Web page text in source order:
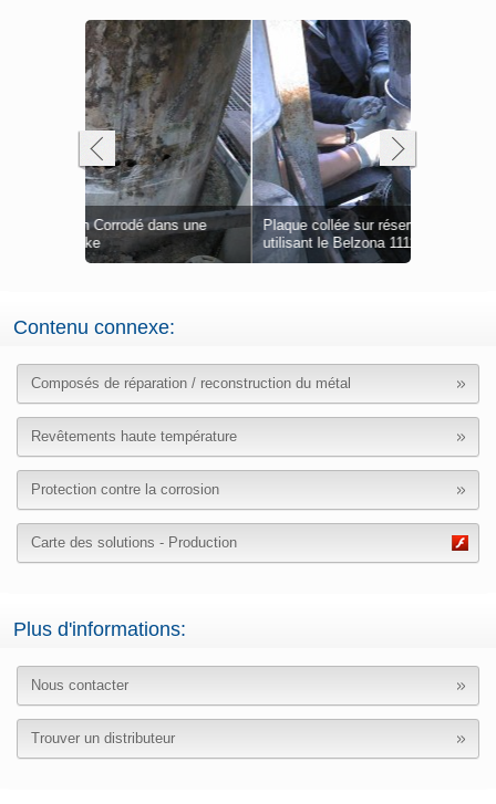
Plaque collée sur réservoir endommagé
utilisant le Belzona 1111 (Super Metal)
Contenu connexe:
Composés de réparation / reconstruction du métal
Revêtements haute température
Protection contre la corrosion
Carte des solutions - Production
Plus d'informations:
Nous contacter
Trouver un distributeur